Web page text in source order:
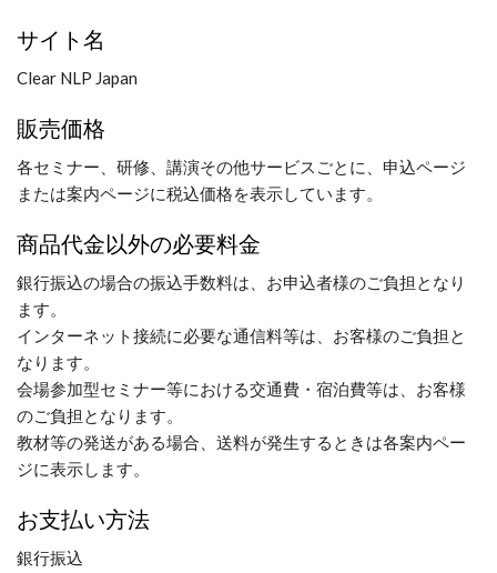
サイト名
Clear NLP Japan
販売価格
各セミナー、研修、講演その他サービスごとに、申込ページ
または案内ページに税込価格を表示しています。
商品代金以外の必要料金
銀行振込の場合の振込手数料は、お申込者様のご負担となり
ます。
インターネット接続に必要な通信料等は、お客様のご負担と
なります。
会場参加型セミナー等における交通費・宿泊費等は、お客様
のご負担となります。
教材等の発送がある場合、送料が発生するときは各案内ペー
ジに表示します。
お支払い方法
銀行振込